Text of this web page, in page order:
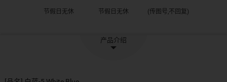
节假日无休 节假日无休 (传图号,不回复)
产品介绍